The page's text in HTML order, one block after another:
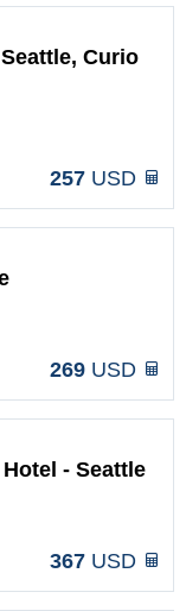
Curio
257 USD
269 USD
- Seattle
367 USD